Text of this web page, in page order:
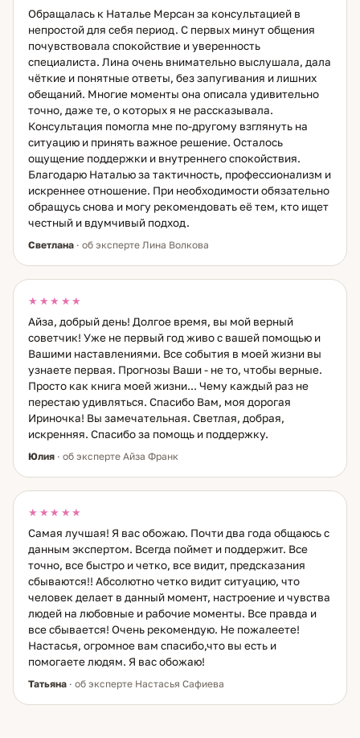
Обращалась к Наталье Мерсан за консультацией в
непростой для себя период. С первых минут общения
почувствовала спокойствие и уверенность
специалиста. Лина очень внимательно выслушала, дала
чёткие и понятные ответы, без запугивания и лишних
обещаний. Многие моменты она описала удивительно
точно, даже те, о которых я не рассказывала.
Консультация помогла мне по-другому взглянуть на
ситуацию и принять важное решение. Осталось
ощущение поддержки и внутреннего спокойствия.
Благодарю Наталью за тактичность, профессионализм и
искреннее отношение. При необходимости обязательно
обращусь снова и могу рекомендовать её тем, кто ищет
честный и вдумчивый подход.
Светлана · об эксперте Лина Волкова
★★★★★
Айза, добрый день! Долгое время, вы мой верный
советчик! Уже не первый год живо с вашей помощью и
Вашими наставлениями. Все события в моей жизни вы
узнаете первая. Прогнозы Ваши - не то, чтобы верные.
Просто как книга моей жизни... Чему каждый раз не
перестаю удивляться. Спасибо Вам, моя дорогая
Ириночка! Вы замечательная. Светлая, добрая,
искренняя. Спасибо за помощь и поддержку.
Юлия · об эксперте Айза Франк
★★★★★
Самая лучшая! Я вас обожаю. Почти два года общаюсь с
данным экспертом. Всегда поймет и поддержит. Все
точно, все быстро и четко, все видит, предсказания
сбываются!! Абсолютно четко видит ситуацию, что
человек делает в данный момент, настроение и чувства
людей на любовные и рабочие моменты. Все правда и
все сбывается! Очень рекомендую. Не пожалеете!
Настасья, огромное вам спасибо,что вы есть и
помогаете людям. Я вас обожаю!
Татьяна · об эксперте Настасья Сафиева